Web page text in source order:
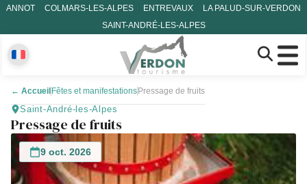
ANNOT COLMARS-LES-ALPES ENTREVAUX
LA PALUD-SUR-VERDON
SAINT-ANDRÉ-LES-ALPES
← Accueil Fêtes et manifestations Pressage de fruits
Saint-André-les-Alpes
Pressage de fruits
9 oct. 2026